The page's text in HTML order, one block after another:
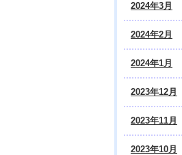
2024年3月
2024年2月
2024年1月
2023年12月
2023年11月
2023年10月